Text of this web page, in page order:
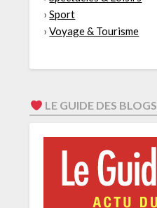
›Sport
›Voyage & Tourisme
LE GUIDE DES BLOGS